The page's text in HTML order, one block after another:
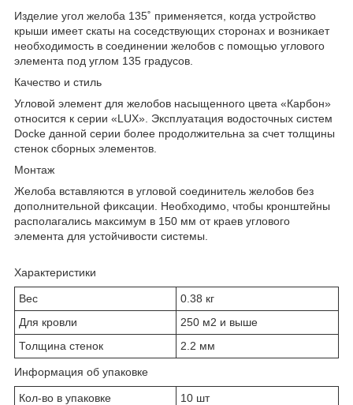
Изделие угол желоба 135˚ применяется, когда устройство
крыши имеет скаты на соседствующих сторонах и возникает
необходимость в соединении желобов с помощью углового
элемента под углом 135 градусов.
Качество и стиль
Угловой элемент для желобов насыщенного цвета «Карбон»
относится к серии «LUX». Эксплуатация водосточных систем
Docke данной серии более продолжительна за счет толщины
стенок сборных элементов.
Монтаж
Желоба вставляются в угловой соединитель желобов без
дополнительной фиксации. Необходимо, чтобы кронштейны
располагались максимум в 150 мм от краев углового
элемента для устойчивости системы.
Характеристики
Вес
0.38 кг
Для кровли
250 м2 и выше
Толщина стенок
2.2 мм
Информация об упаковке
Кол-во в упаковке
10 шт